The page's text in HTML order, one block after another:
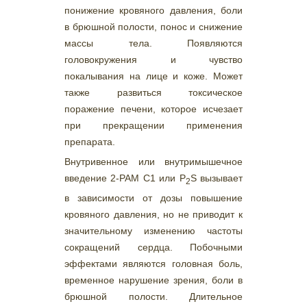
понижение кровяного давления, боли
в брюшной полости, понос и снижение
массы тела. Появляются
головокружения и чувство
покалывания на лице и коже. Может
также развиться токсическое
поражение печени, которое исчезает
при прекращении применения
препарата.
Внутривенное или внутримышечное
введение 2-РАМ С1 или P2S вызывает
в зависимости от дозы повышение
кровяного давления, но не приводит к
значительному изменению частоты
сокращений сердца. Побочными
эффектами являются головная боль,
временное нарушение зрения, боли в
брюшной полости. Длительное